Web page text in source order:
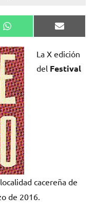
Compartir
en
WhatsApp
en
Email
La X edición
del Festival
cacereña de
de 2016.